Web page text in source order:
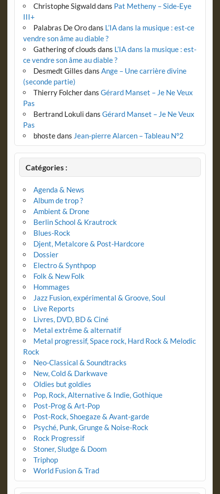
Christophe Sigwalddans Pat Metheny – Side-Eye
III+
Palabras De Orodans L’IA dans la musique : est-ce
vendre son âme au diable ?
Gathering of clouds dans L’IA dans la musique : est-
ce vendre son âme au diable ?
Desmedt Gilles dans Ange – Une carrière divine
(seconde partie)
Thierry Folcherdans Gérard Manset – Je Ne Veux
Pas
Bertrand Lokuli dans Gérard Manset – Je Ne Veux
Pas
bhostedans Jean-pierre Alarcen – Tableau N°2
Catégories :
Agenda & News
Album de trop ?
Ambient & Drone
Berlin School & Krautrock
Blues-Rock
Djent, Metalcore & Post-Hardcore
Dossier
Electro & Synthpop
Folk & New Folk
Hommages
Jazz Fusion, expérimental & Groove, Soul
Live Reports
Livres, DVD, BD & Ciné
Metal extrême & alternatif
Metal progressif, Space rock, Hard Rock & Melodic
Rock
Neo-Classical & Soundtracks
New, Cold & Darkwave
Oldies but goldies
Pop, Rock, Alternative & Indie, Gothique
Post-Prog & Art-Pop
Post-Rock, Shoegaze & Avant-garde
Psyché, Punk, Grunge & Noise-Rock
Rock Progressif
Stoner, Sludge & Doom
Triphop
World Fusion & Trad